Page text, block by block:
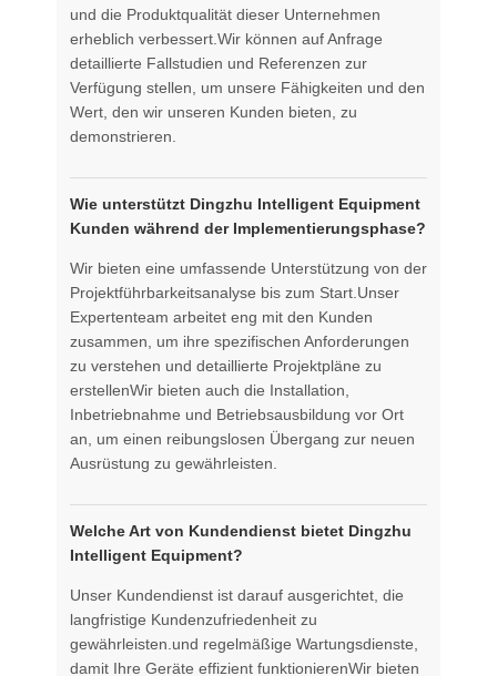
und die Produktqualität dieser Unternehmen
erheblich verbessert.Wir können auf Anfrage
detaillierte Fallstudien und Referenzen zur
Verfügung stellen, um unsere Fähigkeiten und den
Wert, den wir unseren Kunden bieten, zu
demonstrieren.
Wie unterstützt Dingzhu Intelligent Equipment
Kunden während der Implementierungsphase?
Wir bieten eine umfassende Unterstützung von der
Projektführbarkeitsanalyse bis zum Start.Unser
Expertenteam arbeitet eng mit den Kunden
zusammen, um ihre spezifischen Anforderungen
zu verstehen und detaillierte Projektpläne zu
erstellenWir bieten auch die Installation,
Inbetriebnahme und Betriebsausbildung vor Ort
an, um einen reibungslosen Übergang zur neuen
Ausrüstung zu gewährleisten.
Welche Art von Kundendienst bietet Dingzhu
Intelligent Equipment?
Unser Kundendienst ist darauf ausgerichtet, die
langfristige Kundenzufriedenheit zu
gewährleisten.und regelmäßige Wartungsdienste,
damit Ihre Geräte effizient funktionierenWir bieten